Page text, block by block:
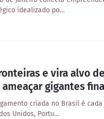
idealizado po…
e vira alvo
ameaçar gigantes
criada no Brasil é
Unidos, Portu…